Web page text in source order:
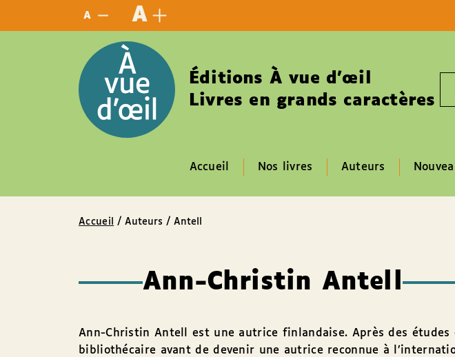
A A
Éditions À vue d’œil
Livres en grands caractères
Accueil Nos livres Auteurs
Accueil / Auteurs / Antell
Ann-Christin Antell
Ann-Christin Antell est une autrice finlandaise. Après des études
bibliothécaire avant de devenir une autrice reconnue à
Panneau de gestion des cookies